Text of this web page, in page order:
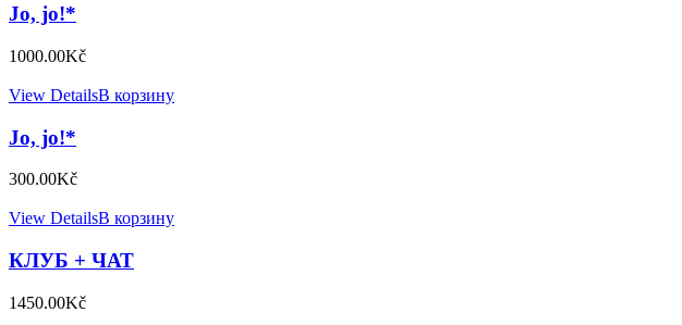
Jo, jo!*
1000.00Kč
View DetailsВ корзину
Jo, jo!*
300.00Kč
View DetailsВ корзину
КЛУБ + ЧАТ
1450.00Kč